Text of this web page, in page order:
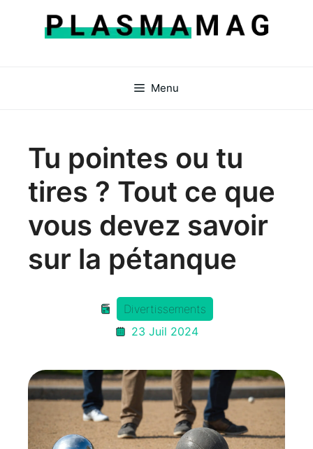
Menu
Tu pointes ou tu
tires ? Tout ce que
vous devez savoir
sur la pétanque
Divertissements
23 Juil 2024